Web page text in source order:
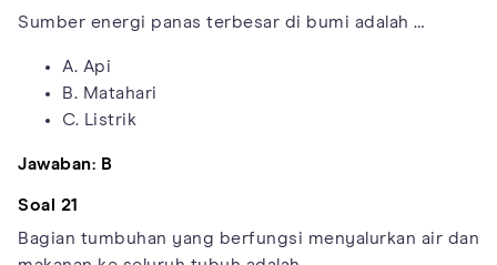
Sumber energi panas terbesar di bumi adalah …
A. Api
B. Matahari
C. Listrik
Jawaban: B
Soal 21
Bagian tumbuhan yang berfungsi menyalurkan air dan